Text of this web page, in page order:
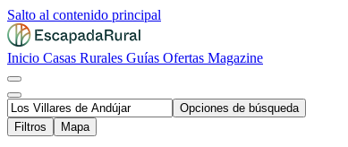
Salto al contenido principal
Inicio Casas Rurales Guías Ofertas Magazine
Opciones de búsqueda
Filtros
Mapa